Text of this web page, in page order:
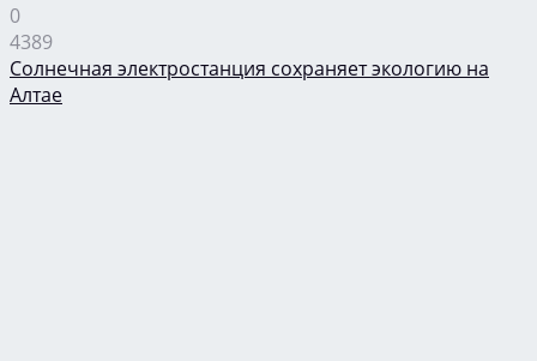
0
4389
Солнечная электростанция сохраняет экологию на
Алтае